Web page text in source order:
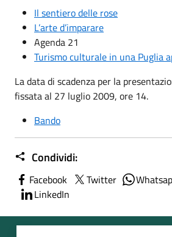
Il sentiero delle rose
L’arte d’imparare
Agenda 21
Turismo culturale in una Puglia
La data di scadenza per la
fissata al 27 luglio 2009, ore 14.
Bando
Condividi:
Facebook Twitter
LinkedIn